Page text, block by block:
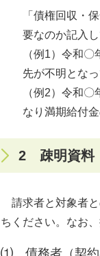
「債権回収・
要なのか記入
（例1）令和
先が不明とな
（例2）令和
なり満期給付
2 疎明資料
請求者と対象者と
ちください。なお
⑴ 債務者（契約